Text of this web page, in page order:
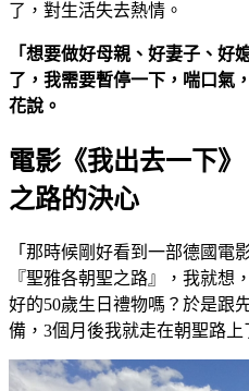
了，對生活失去熱情。
「想要做好母親、好妻子、好
了，我需要暫停一下，喘口氣
花說。
電影《我出去一下
之路的決心
「那時候剛好看到一部德國電
『聖雅各朝聖之路』，我就想
好的50歲生日禮物嗎？於是跟
備，3個月後我就走在朝聖路上